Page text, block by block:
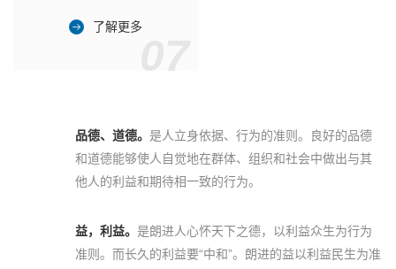
了解更多
品德、道德。 是人立身依据、行为的准则。良好的品德
和道德能够使人自觉地在群体、组织和社会中做出与其
他人的利益和期待相一致的行为。
益，利益。 是朗进人心怀天下之德，以利益众生为行为
准则。而长久的利益要“中和”。朗进的益以利益民生为准